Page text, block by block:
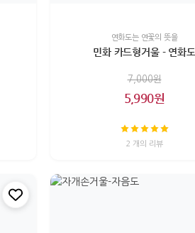
연화도는 연꽃의 뜻을
민화 카드형거울 - 연화도
7,000원
5,990원
2 개의 리뷰